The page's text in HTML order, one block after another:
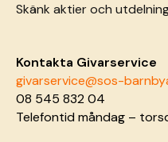
Skänk aktier och
Kontakta Givarservice
givarservice@sos-
08 545 832 04
Telefontid måndag –